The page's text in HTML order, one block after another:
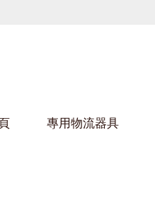
專用物流器具